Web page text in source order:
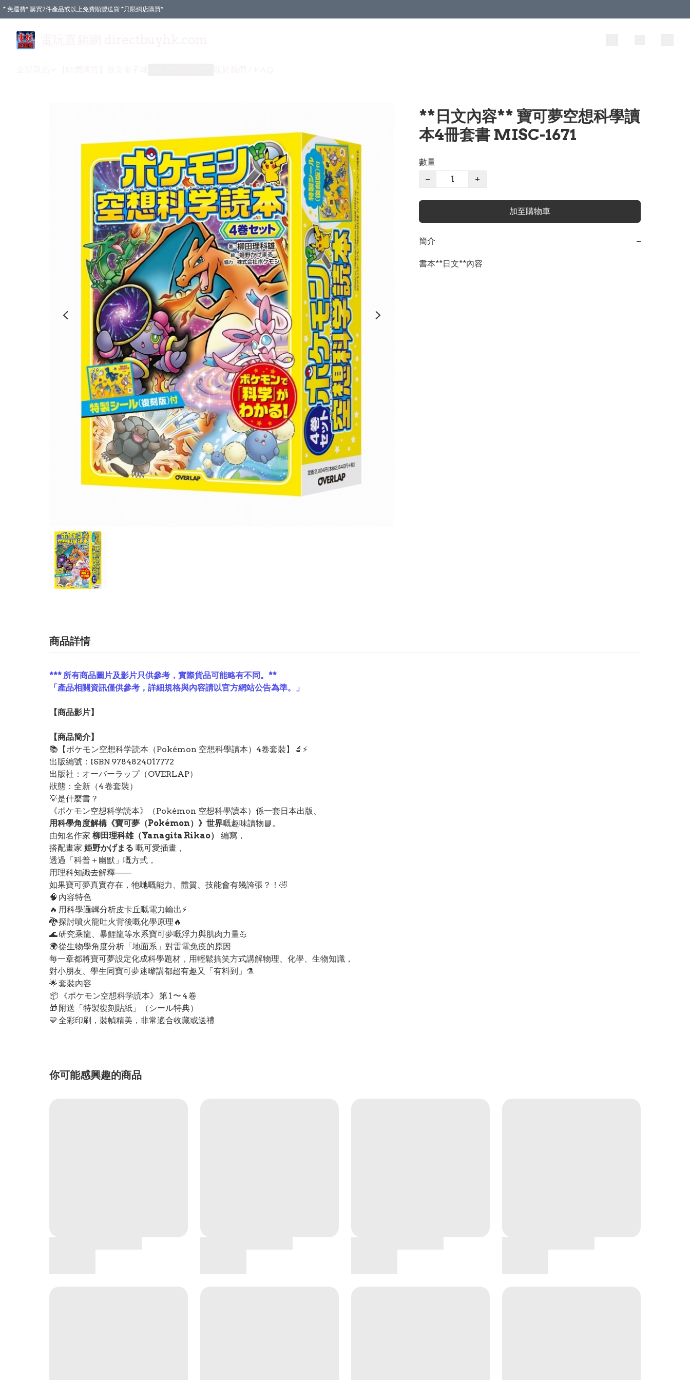
* 免運費* 購買2件產品或以上免費順豐送貨 *只限網店購買*
**日文內容** 寶可夢空想科學讀
本4冊套書 MISC-1671
數量
−
+
加至購物車
簡介 −
書本**日文**內容
商品詳情
*** 所有商品圖片及影片只供參考，實際貨品可能略有不同。**
「產品相關資訊僅供參考，詳細規格與內容請以官方網站公告為準。」
【商品影片】
【商品簡介】
📚【ポケモン空想科学読本（Pokémon 空想科學讀本）4卷套裝】🔬⚡️
出版編號：ISBN 9784824017772
出版社：オーバーラップ（OVERLAP）
狀態：全新（4 卷套裝）
💡是什麼書？
《ポケモン空想科学読本》（Pokémon 空想科學讀本）係一套日本出版、
用科學角度解構《寶可夢（Pokémon）》世界嘅趣味讀物📘。
由知名作家 柳田理科雄（Yanagita Rikao）
編寫，
搭配畫家 姫野かげまる 嘅可愛插畫，
透過「科普＋幽默」嘅方式，
用理科知識去解釋——
如果寶可夢真實存在，牠哋嘅能力、體質、技能會有幾誇張？！🤣
🧠 內容特色
🔥 用科學邏輯分析皮卡丘嘅電力輸出⚡️
🐉 探討噴火龍吐火背後嘅化學原理🔥
🌊 研究乘龍、暴鯉龍等水系寶可夢嘅浮力與肌肉力量💪
🌍 從生物學角度分析「地面系」對雷電免疫的原因
每一章都將寶可夢設定化成科學題材，用輕鬆搞笑方式講解物理、化學、生物知識，
對小朋友、學生同寶可夢迷嚟講都超有趣又「有料到」⚗️
🌟 套裝內容
📦 《ポケモン空想科学読本》 第 1 〜 4 卷
🎁 附送「特製復刻貼紙」（シール特典）
💛 全彩印刷，裝幀精美，非常適合收藏或送禮
你可能感興趣的商品